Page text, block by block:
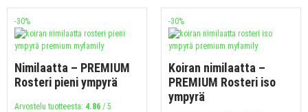
-30%
Nimilaatta – PREMIUM
Rosteri pieni ympyrä
Arvostelu tuotteesta: 4.86 / 5
-30%
Koiran nimilaatta –
PREMIUM Rosteri iso
ympyrä